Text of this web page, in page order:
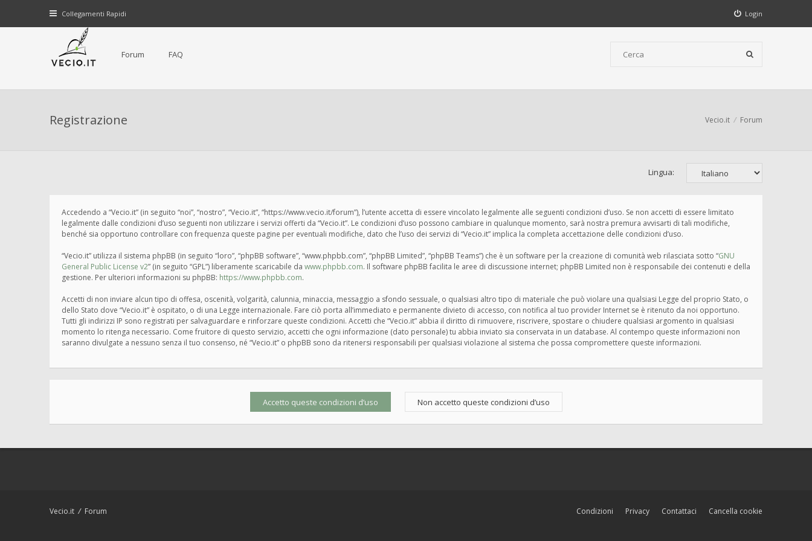
Collegamenti Rapidi Login
Forum FAQ
Registrazione Vecio.it Forum
Lingua:
Accedendo a “Vecio.it” (in seguito “noi”, “nostro”, “Vecio.it”, “https://www.vecio.it/forum”), l’utente accetta di essere vincolato legalmente alle seguenti condizioni d’uso. Se non accetti di essere limitato
legalmente dalle condizioni d’uso seguenti non utilizzare i servizi offerti da “Vecio.it”. Le condizioni d’uso possono cambiare in qualunque momento, sarà nostra premura avvisarti di tali modifiche,
benché sia opportuno controllare con frequenza queste pagine per eventuali modifiche, dato che l’uso dei servizi di “Vecio.it” implica la completa accettazione delle condizioni d’uso.
“Vecio.it” utilizza il sistema phpBB (in seguito “loro”, “phpBB software”, “www.phpbb.com”, “phpBB Limited”, “phpBB Teams”) che è un software per la creazione di comunità web rilasciata sotto “GNU
General Public License v2” (in seguito “GPL”) liberamente scaricabile da www.phpbb.com. Il software phpBB facilita le aree di discussione internet; phpBB Limited non è responsabile dei contenuti e della
gestione. Per ulteriori informazioni su phpBB: https://www.phpbb.com.
Accetti di non inviare alcun tipo di offesa, oscenità, volgarità, calunnia, minaccia, messaggio a sfondo sessuale, o qualsiasi altro tipo di materiale che può violare una qualsiasi Legge del proprio Stato, o
dello Stato dove “Vecio.it” è ospitato, o di una Legge internazionale. Fare ciò porta all’immediato e permanente divieto di accesso, con notifica al tuo provider Internet se è ritenuto da noi opportuno.
Tutti gli indirizzi IP sono registrati per salvaguardare e rinforzare queste condizioni. Accetti che “Vecio.it” abbia il diritto di rimuovere, riscrivere, spostare o chiudere qualsiasi argomento in qualsiasi
momento lo ritenga necessario. Come fruitore di questo servizio, accetti che ogni informazione (dato personale) tu abbia inviato sia conservata in un database. Al contempo queste informazioni non
saranno divulgate a nessuno senza il tuo consenso, né “Vecio.it” o phpBB sono da ritenersi responsabili per qualsiasi violazione al sistema che possa compromettere queste informazioni.
Vecio.it Forum Cancella cookie
Contattaci
Privacy
Condizioni